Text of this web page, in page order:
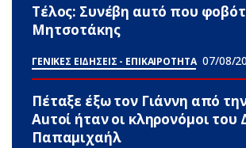
Τέλος: Συνέβη αuτό που
Μητσοτάκης
ΓΕΝΙΚΕΣ ΕΙΔΗΣΕΙΣ - ΕΠΙΚΑΙΡΟΤΗΤΑ 07/08/
Πέταξε έξω τον Γιάννη από
Αuτοί ήταν οι κληρονόμοι του
Παπαμιχαήλ